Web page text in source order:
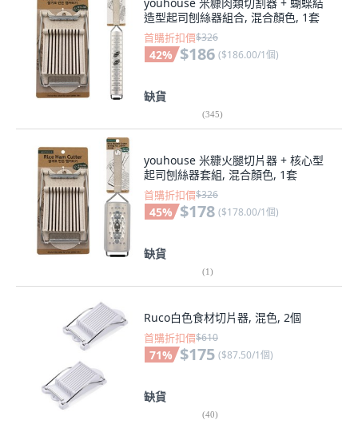
造型起司刨絲器組合, 混合顏色, 1套
首購折扣價$326
42% $186 ($186.00/1個)
缺貨
(345)
youhouse 米糠火腿切片器 + 核心型
起司刨絲器套組, 混合顏色, 1套
首購折扣價$326
45% $178 ($178.00/1個)
缺貨
(1)
Ruco白色食材切片器, 混色, 2個
首購折扣價$610
71% $175 ($87.50/1個)
缺貨
(40)